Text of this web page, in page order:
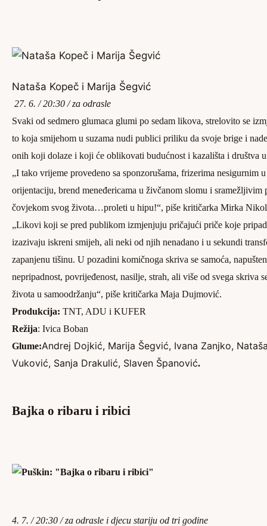
Nataša Kopeč i Marija Šegvić
27. 6. / 20:30 / za odrasle
Svaki od sedmero glumaca glumi po sedam likova, strelovito se
to koja smijehom u suzama nudi publici priliku da svoje brige i
onih koji dolaze i koji će oblikovati budućnost i kazališta i društva
„I tako vrijeme provedeno sa sponzorušama, frizerima nesigurnim
orijentaciju, brend meneđericama u živčanom slomu i sramežljivim
čovjekom svog života…proleti u hipu!“, piše kritičarka Mirka
„Likovi koji se pred publikom izmjenjuju pričajući priče koje
izazivaju iskreni smijeh, ali neki od njih nenadano i u sekundi
zapanjenu tišinu. U pozadini komičnoga skriva se samoća,
nepripadnost, povrijeđenost, nasilje, strah, ali više od svega skriva
života u samoodržanju“, piše kritičarka Maja Dujmović.
Produkcija: TNT, ADU i KUFER
Režija: Ivica Boban
Glume:Andrej Dojkić, Marija Šegvić, Ivana Zanjko,
Vuković, Sanja Drakulić, Slaven Španović.
Bajka o ribaru i ribici
4. 7. / 20:30 / za odrasle i djecu stariju od tri godine